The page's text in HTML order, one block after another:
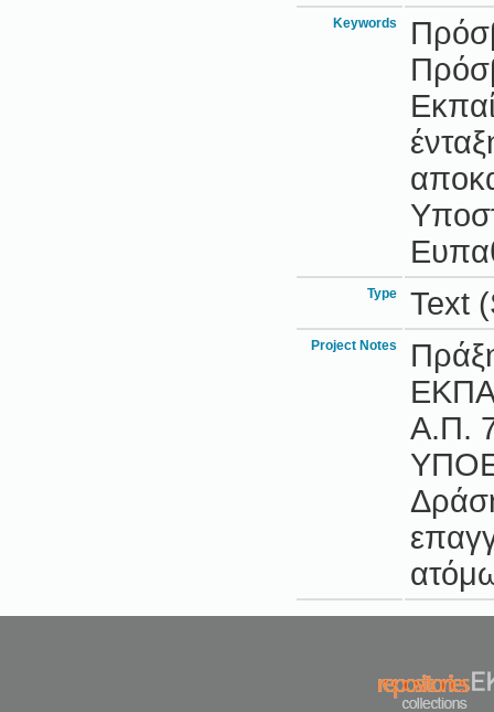
Keywords
Type Text
Project Notes
Α.Π.